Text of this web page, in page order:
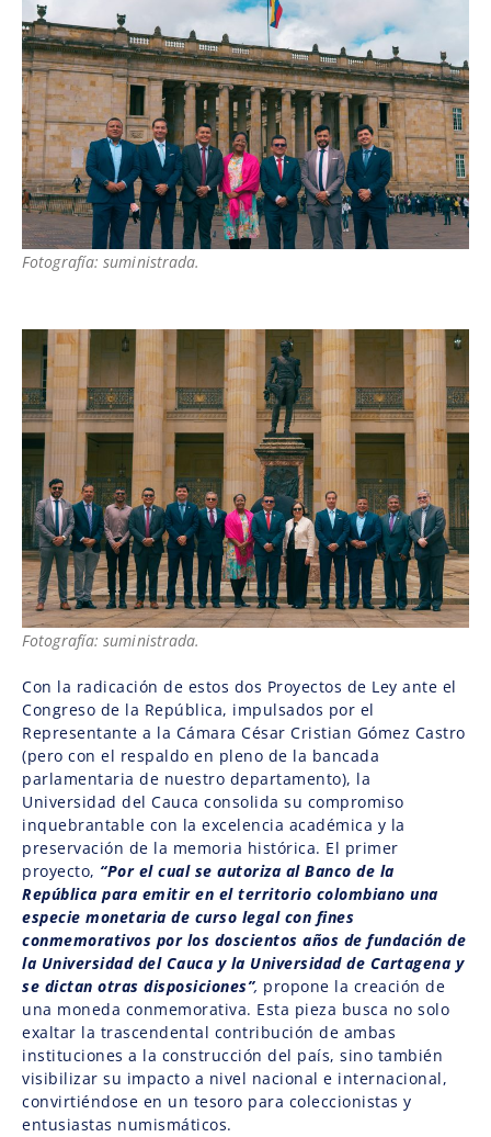
Fotografía: suministrada.
Fotografía: suministrada.
Con la radicación de estos dos Proyectos de Ley ante el
Congreso de la República, impulsados por el
Representante a la Cámara César Cristian Gómez Castro
(pero con el respaldo en pleno de la bancada
parlamentaria de nuestro departamento), la
Universidad del Cauca consolida su compromiso
inquebrantable con la excelencia académica y la
preservación de la memoria histórica. El primer
proyecto, “Por el cual se autoriza al Banco de la
República para emitir en el territorio colombiano una
especie monetaria de curso legal con fines
conmemorativos por los doscientos años de fundación de
la Universidad del Cauca y la Universidad de Cartagena y
se dictan otras disposiciones”, propone la creación de
una moneda conmemorativa. Esta pieza busca no solo
exaltar la trascendental contribución de ambas
instituciones a la construcción del país, sino también
visibilizar su impacto a nivel nacional e internacional,
convirtiéndose en un tesoro para coleccionistas y
entusiastas numismáticos.